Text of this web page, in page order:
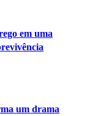
em uma
um drama